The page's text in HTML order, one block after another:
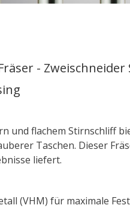
-
und flachem Stirnschliff
Taschen. Dieser
liefert.
(VHM) für maximale